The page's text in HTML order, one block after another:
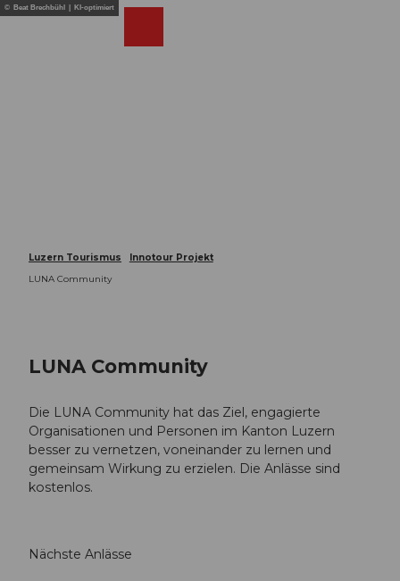
Z
© Beat Brechbühl | KI-optimiert
Luzern Tourismus
Innotour Projekt
LUNA Community
LUNA Community
Die LUNA Community hat das Ziel, engagierte
Organisationen und Personen im Kanton Luzern
besser zu vernetzen, voneinander zu lernen und
gemeinsam Wirkung zu erzielen. Die Anlässe sind
kostenlos.
Nächste Anlässe